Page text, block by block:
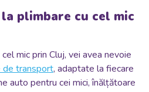
plimbare cu cel mic
mic prin Cluj, vei avea nevoie
de transport, adaptate la fiecare
auto pentru cei mici, înălțătoare